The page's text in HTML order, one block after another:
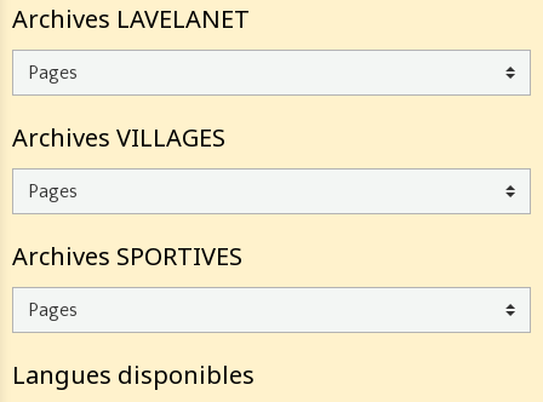
Archives LAVELANET
Archives VILLAGES
Archives SPORTIVES
Langues disponibles